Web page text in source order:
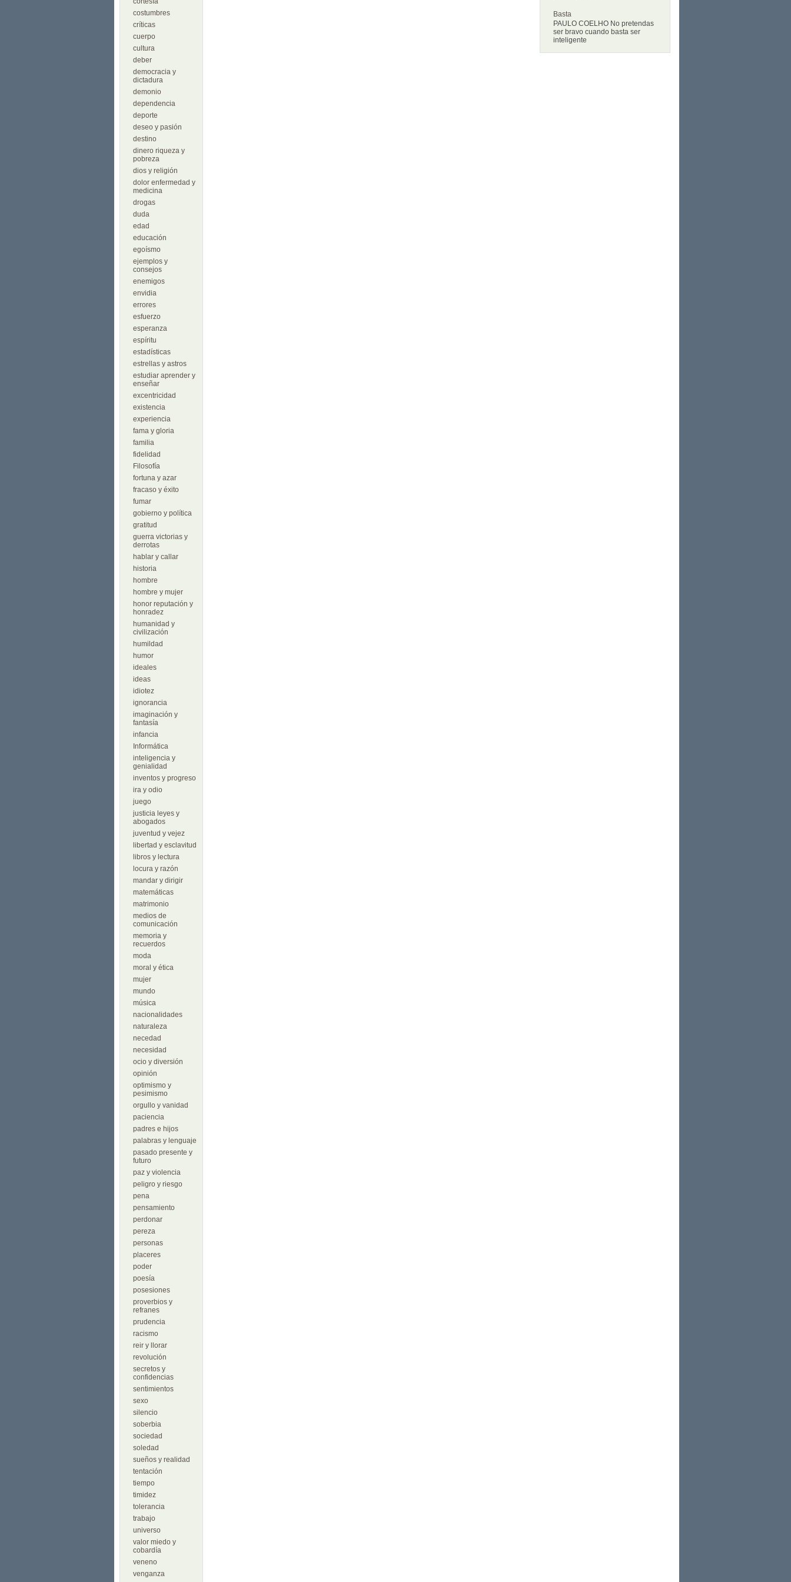
costumbres
críticas
cuerpo
cultura
deber
democracia y
dictadura
demonio
dependencia
deporte
deseo y pasión
destino
dinero riqueza y
pobreza
dios y religión
dolor enfermedad y
medicina
drogas
duda
edad
educación
egoísmo
ejemplos y
consejos
enemigos
envidia
errores
esfuerzo
esperanza
espíritu
estadísticas
estrellas y astros
estudiar aprender y
enseñar
excentricidad
existencia
experiencia
fama y gloria
familia
fidelidad
Filosofía
fortuna y azar
fracaso y éxito
fumar
gobierno y política
gratitud
guerra victorias y
derrotas
hablar y callar
historia
hombre
hombre y mujer
honor reputación y
honradez
humanidad y
civilización
humildad
humor
ideales
ideas
idiotez
ignorancia
imaginación y
fantasía
infancia
Informática
inteligencia y
genialidad
inventos y progreso
ira y odio
juego
justicia leyes y
abogados
juventud y vejez
libertad y esclavitud
libros y lectura
locura y razón
mandar y dirigir
matemáticas
matrimonio
medios de
comunicación
memoria y
recuerdos
moda
moral y ética
mujer
mundo
música
nacionalidades
naturaleza
necedad
necesidad
ocio y diversión
opinión
optimismo y
pesimismo
orgullo y vanidad
paciencia
padres e hijos
palabras y lenguaje
pasado presente y
futuro
paz y violencia
peligro y riesgo
pena
pensamiento
perdonar
pereza
personas
placeres
poder
poesía
posesiones
proverbios y
refranes
prudencia
racismo
reir y llorar
revolución
secretos y
confidencias
sentimientos
sexo
silencio
soberbia
sociedad
soledad
sueños y realidad
tentación
tiempo
timidez
tolerancia
trabajo
universo
valor miedo y
cobardía
veneno
venganza
Basta
PAULO COELHO No pretendas
ser bravo cuando basta ser
inteligente